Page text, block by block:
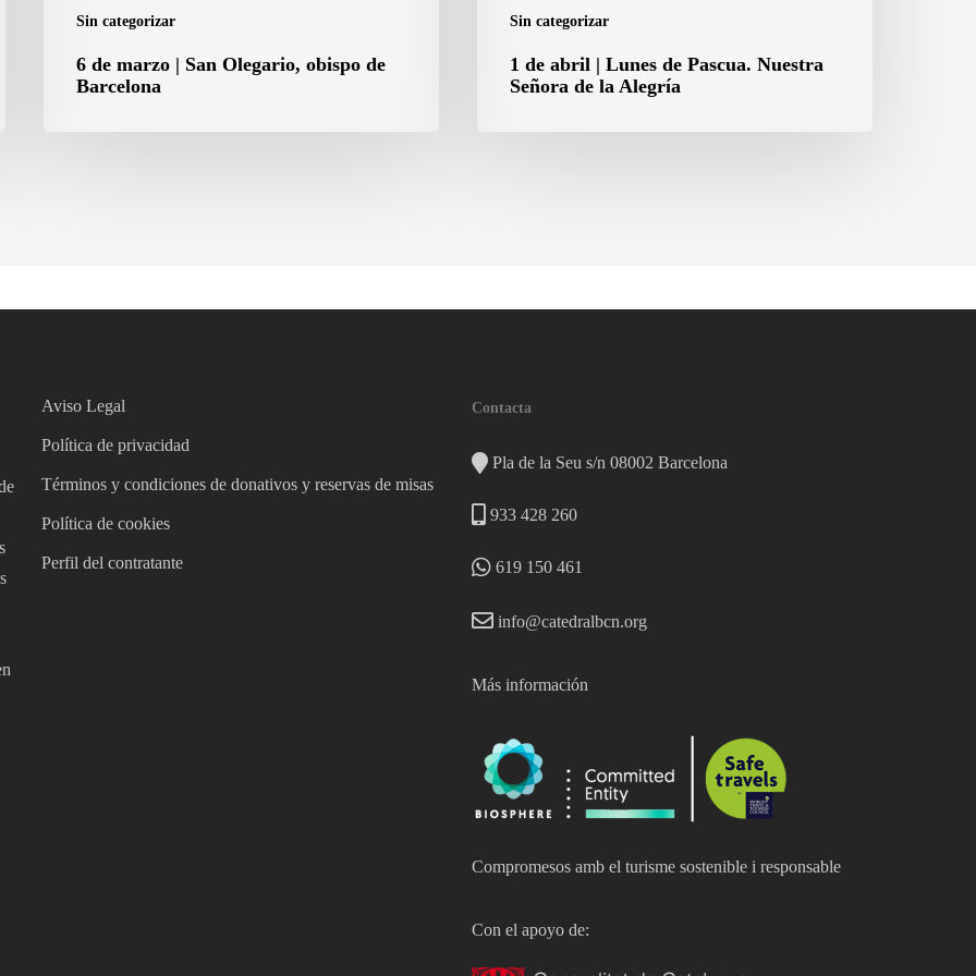
Sin categorizar
6 de marzo | San Olegario, obispo de
Barcelona
Sin categorizar
Alegría1 de abril | Lunes de Pascua. Nuestra
Señora de la Alegría
Aviso Legal
Política de privacidad
Términos y condiciones de donativos y reservas de misas
Política de cookies
Perfil del contratante
Contacta
Pla de la Seu s/n 08002 Barcelona
933 428 260
619 150 461
info@catedralbcn.org
Más información
Compromesos amb el turisme sostenible i responsable
Con el apoyo de: